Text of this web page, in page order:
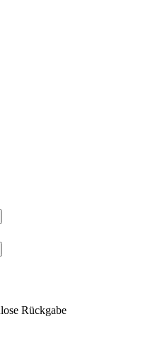
Rückgabe